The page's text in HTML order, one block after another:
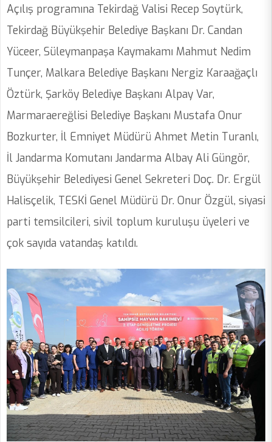
Açılış programına Tekirdağ Valisi Recep Soytürk,
Tekirdağ Büyükşehir Belediye Başkanı Dr. Candan
Yüceer, Süleymanpaşa Kaymakamı Mahmut Nedim
Tunçer, Malkara Belediye Başkanı Nergiz Karaağaçlı
Öztürk, Şarköy Belediye Başkanı Alpay Var,
Marmaraereğlisi Belediye Başkanı Mustafa Onur
Bozkurter, İl Emniyet Müdürü Ahmet Metin Turanlı,
İl Jandarma Komutanı Jandarma Albay Ali Güngör,
Büyükşehir Belediyesi Genel Sekreteri Doç. Dr. Ergül
Halisçelik, TESKİ Genel Müdürü Dr. Onur Özgül, siyasi
parti temsilcileri, sivil toplum kuruluşu üyeleri ve
çok sayıda vatandaş katıldı.